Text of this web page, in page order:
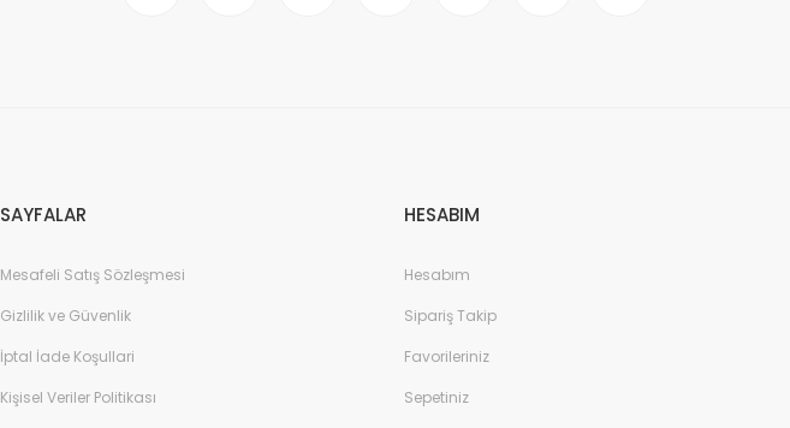
SAYFALAR
Mesafeli Satış Sözleşmesi
Gizlilik ve Güvenlik
İptal İade Koşullari
Kişisel Veriler Politikası
HESABIM
Hesabım
Sipariş Takip
Favorileriniz
Sepetiniz